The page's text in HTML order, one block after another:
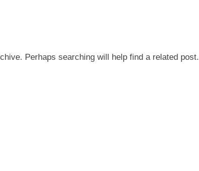
Perhaps searching will help find a related post.